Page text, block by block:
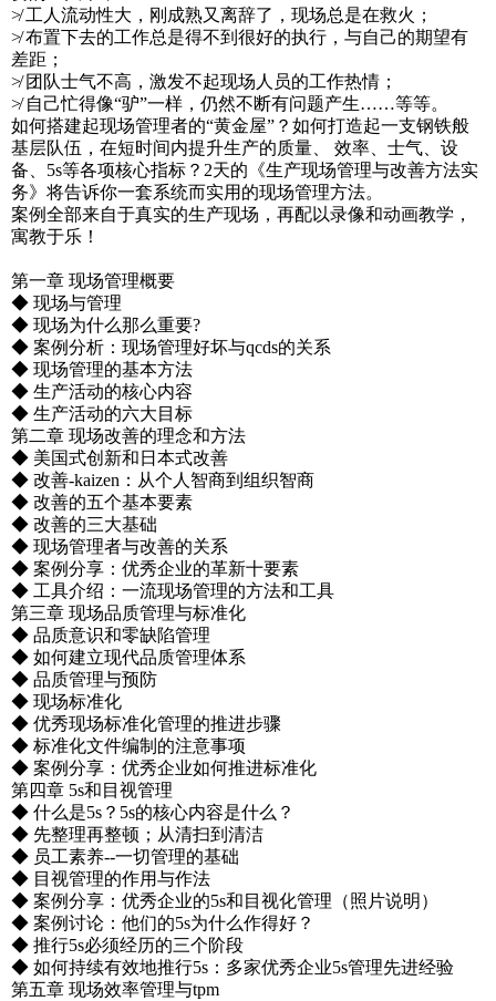
≯ 工人流动性大，刚成熟又离辞了，现场总是在救火；
≯ 布置下去的工作总是得不到很好的执行，与自己的期望有
差距；
≯ 团队士气不高，激发不起现场人员的工作热情；
≯ 自己忙得像“驴”一样，仍然不断有问题产生……等等。
如何搭建起现场管理者的“黄金屋”？如何打造起一支钢铁般
基层队伍，在短时间内提升生产的质量、 效率、士气、设
备、5s等各项核心指标？2天的《生产现场管理与改善方法实
务》将告诉你一套系统而实用的现场管理方法。
案例全部来自于真实的生产现场，再配以录像和动画教学，
寓教于乐！
第一章 现场管理概要
◆ 现场与管理
◆ 现场为什么那么重要?
◆ 案例分析：现场管理好坏与qcds的关系
◆ 现场管理的基本方法
◆ 生产活动的核心内容
◆ 生产活动的六大目标
第二章 现场改善的理念和方法
◆ 美国式创新和日本式改善
◆ 改善-kaizen：从个人智商到组织智商
◆ 改善的五个基本要素
◆ 改善的三大基础
◆ 现场管理者与改善的关系
◆ 案例分享：优秀企业的革新十要素
◆ 工具介绍：一流现场管理的方法和工具
第三章 现场品质管理与标准化
◆ 品质意识和零缺陷管理
◆ 如何建立现代品质管理体系
◆ 品质管理与预防
◆ 现场标准化
◆ 优秀现场标准化管理的推进步骤
◆ 标准化文件编制的注意事项
◆ 案例分享：优秀企业如何推进标准化
第四章 5s和目视管理
◆ 什么是5s？5s的核心内容是什么？
◆ 先整理再整顿；从清扫到清洁
◆ 员工素养--一切管理的基础
◆ 目视管理的作用与作法
◆ 案例分享：优秀企业的5s和目视化管理（照片说明）
◆ 案例讨论：他们的5s为什么作得好？
◆ 推行5s必须经历的三个阶段
◆ 如何持续有效地推行5s：多家优秀企业5s管理先进经验
第五章 现场效率管理与tpm